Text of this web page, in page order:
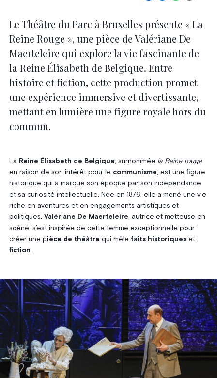
Le Théâtre du Parc à Bruxelles présente « La
Reine Rouge », une pièce de Valériane De
Maerteleire qui explore la vie fascinante de
la Reine Élisabeth de Belgique. Entre
histoire et fiction, cette production promet
une expérience immersive et divertissante,
mettant en lumière une figure royale hors du
commun.
La Reine Élisabeth de Belgique, surnommée la Reine rouge
en raison de son intérêt pour le communisme, est une figure
historique qui a marqué son époque par son indépendance
et sa curiosité intellectuelle. Née en 1876, elle a mené une vie
riche en aventures et en engagements artistiques et
politiques. Valériane De Maerteleire, autrice et metteuse en
scène, s’est inspirée de cette femme exceptionnelle pour
créer une pièce de théâtre qui mêle faits historiqueset
fiction.